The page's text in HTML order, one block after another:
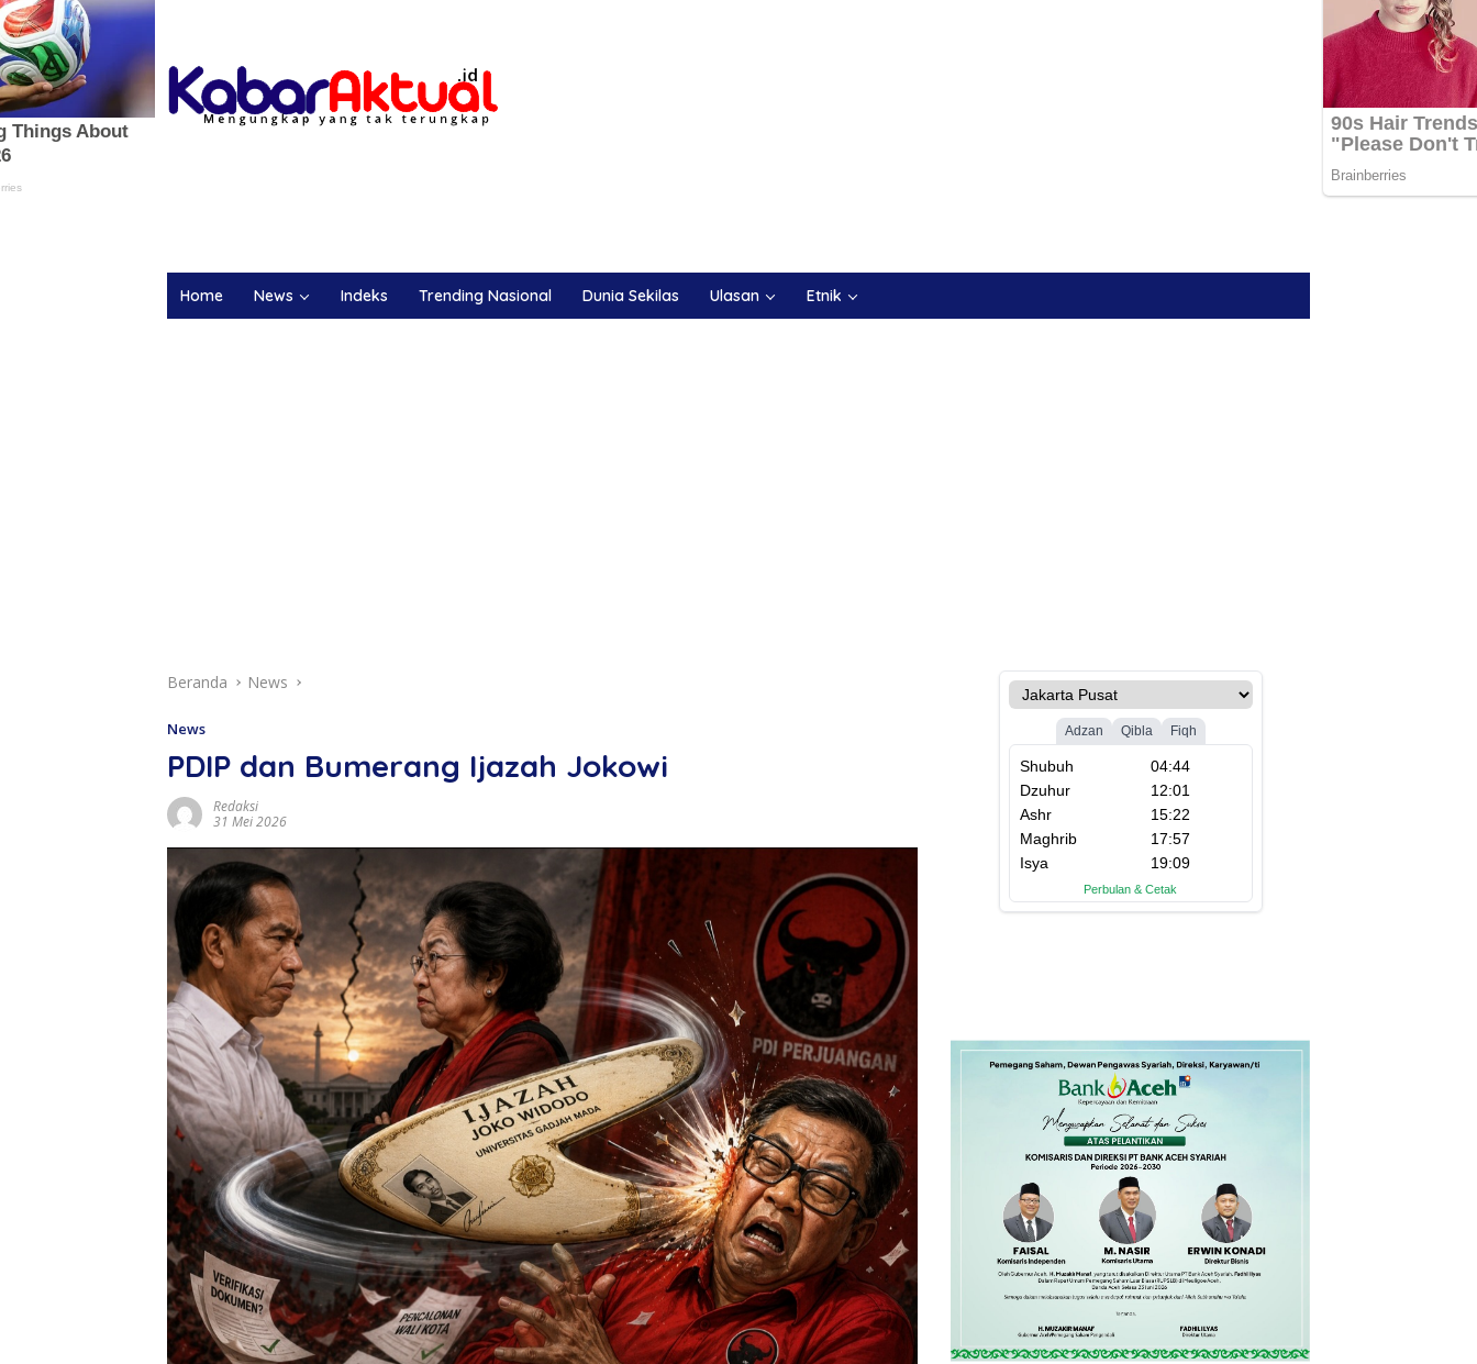
Home News Indeks Trending Nasional Dunia Sekilas Ulasan Etnik
Beranda News
News
PDIP dan Bumerang Ijazah Jokowi
Redaksi
31 Mei 2026